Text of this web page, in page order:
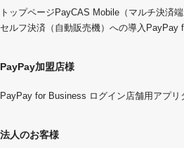
トップページ PayCAS Mobile（マルチ決済
セルフ決済（自動販売機）への導入 PayPay
PayPay加盟店様
PayPay for Business ログイン 店舗用アプリ
法人のお客様